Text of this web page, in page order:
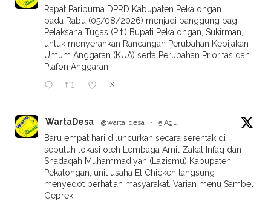
Rapat Paripurna DPRD Kabupaten Pekalongan
pada Rabu (05/08/2026) menjadi panggung bagi
Pelaksana Tugas (Plt.) Bupati Pekalongan, Sukirman,
untuk menyerahkan Rancangan Perubahan Kebijakan
Umum Anggaran (KUA) serta Perubahan Prioritas dan
Plafon Anggaran
X
WartaDesa @warta_desa · 5 Agu
Baru empat hari diluncurkan secara serentak di
sepuluh lokasi oleh Lembaga Amil Zakat Infaq dan
Shadaqah Muhammadiyah (Lazismu) Kabupaten
Pekalongan, unit usaha El Chicken langsung
menyedot perhatian masyarakat. Varian menu Sambel
Geprek